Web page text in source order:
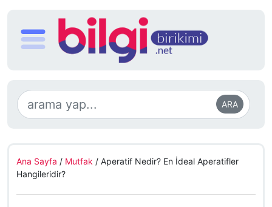
ARA
Ana Sayfa / Mutfak / Aperatif Nedir? En İdeal Aperatifler
Hangileridir?